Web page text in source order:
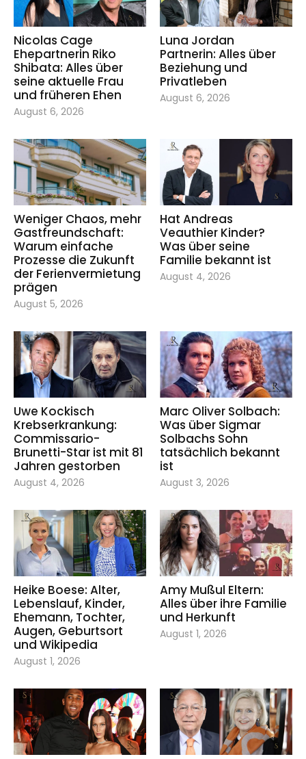
Nicolas Cage
Ehepartnerin Riko
Shibata: Alles über
seine aktuelle Frau
und früheren Ehen
August 6, 2026
Luna Jordan
Partnerin: Alles über
Beziehung und
Privatleben
August 6, 2026
Weniger Chaos, mehr
Gastfreundschaft:
Warum einfache
Prozesse die Zukunft
der Ferienvermietung
prägen
August 5, 2026
Hat Andreas
Veauthier Kinder?
Was über seine
Familie bekannt ist
August 4, 2026
Uwe Kockisch
Krebserkrankung:
Commissario-
Brunetti-Star ist mit 81
Jahren gestorben
August 4, 2026
Marc Oliver Solbach:
Was über Sigmar
Solbachs Sohn
tatsächlich bekannt
ist
August 3, 2026
Heike Boese: Alter,
Lebenslauf, Kinder,
Ehemann, Tochter,
Augen, Geburtsort
und Wikipedia
August 1, 2026
Amy Mußul Eltern:
Alles über ihre Familie
und Herkunft
August 1, 2026